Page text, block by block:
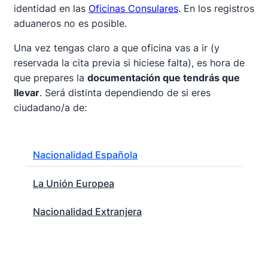
identidad en las Oficinas Consulares. En los registros
aduaneros no es posible.
Una vez tengas claro a que oficina vas a ir (y
reservada la cita previa si hiciese falta), es hora de
que prepares la documentación que tendrás que
llevar. Será distinta dependiendo de si eres
ciudadano/a de:
Nacionalidad Española
La Unión Europea
Nacionalidad Extranjera